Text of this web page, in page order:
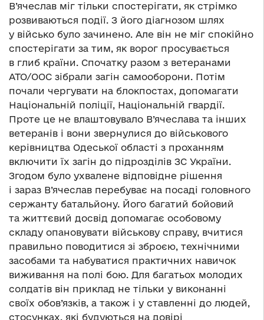
В’ячеслав міг тільки спостерігати, як стрімко
розвиваються події. З його діагнозом шлях
у військо було зачинено. Але він не міг спокійно
спостерігати за тим, як ворог просувається
в глиб країни. Спочатку разом з ветеранами
АТО/ООС зібрали загін самооборони. Потім
почали чергувати на блокпостах, допомагати
Національній поліції, Національній гвардії.
Проте це не влаштовувало В’ячеслава та інших
ветеранів і вони звернулися до військового
керівництва Одеської області з проханням
включити їх загін до підрозділів ЗС України.
Згодом було ухвалене відповідне рішення
і зараз В’ячеслав перебуває на посаді головного
сержанту батальйону. Його багатий бойовий
та життєвий досвід допомагає особовому
складу опановувати військову справу, вчитися
правильно поводитися зі зброєю, технічними
засобами та набуватися практичних навичок
виживання на полі бою. Для багатьох молодих
солдатів він приклад не тільки у виконанні
своїх обов’язків, а також і у ставленні до людей,
стосунках, які будуються на довірі